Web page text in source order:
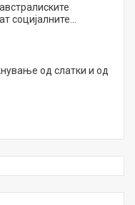
социјалните…
од слатки и од